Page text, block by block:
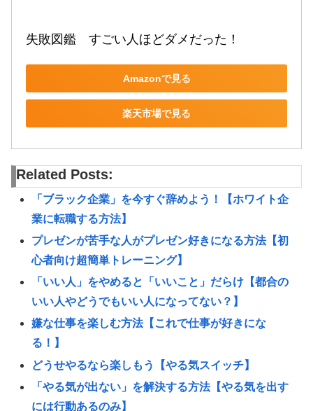
失敗図鑑　すごい人ほどダメだった！
Amazonで見る
楽天市場で見る
Related Posts:
「ブラック企業」を今すぐ辞めよう！【ホワイト企
業に転職する方法】
プレゼンが苦手な人がプレゼン好きになる方法【初
心者向け超簡単トレーニング】
「いい人」をやめると「いいこと」だらけ【都合の
いい人やどうでもいい人になってない？】
嫌な仕事を楽しむ方法【これで仕事が好きにな
る！】
どうせやるなら楽しもう【やる気スイッチ】
「やる気が出ない」を解決する方法【やる気を出す
には行動あるのみ】